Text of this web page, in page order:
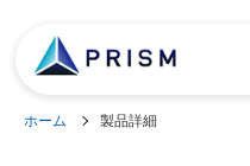
ホーム 製品詳細